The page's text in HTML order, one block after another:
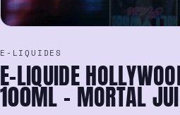
E-LIQUIDES
E-LIQUIDE
100ML – MORTAL